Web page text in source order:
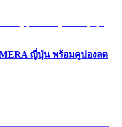
ญี่ปุ่น พร้อมคูปองลด